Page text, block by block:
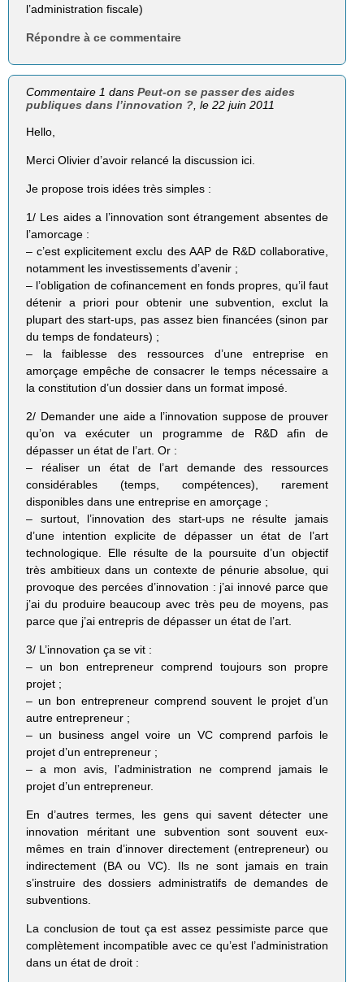
l’administration fiscale)
Répondre à ce commentaire
Commentaire 1 dansPeut-on se passer des aides
publiques dans l’innovation ?, le 22 juin 2011
Hello,
Merci Olivier d’avoir relancé la discussion ici.
Je propose trois idées très simples :
1/ Les aides a l’innovation sont étrangement absentes de
l’amorcage :
– c’est explicitement exclu des AAP de R&D collaborative,
notamment les investissements d’avenir ;
– l’obligation de cofinancement en fonds propres, qu’il faut
détenir a priori pour obtenir une subvention, exclut la
plupart des start-ups, pas assez bien financées (sinon par
du temps de fondateurs) ;
– la faiblesse des ressources d’une entreprise en
amorçage empêche de consacrer le temps nécessaire a
la constitution d’un dossier dans un format imposé.
2/ Demander une aide a l’innovation suppose de prouver
qu’on va exécuter un programme de R&D afin de
dépasser un état de l’art. Or :
– réaliser un état de l’art demande des ressources
considérables (temps, compétences), rarement
disponibles dans une entreprise en amorçage ;
– surtout, l’innovation des start-ups ne résulte jamais
d’une intention explicite de dépasser un état de l’art
technologique. Elle résulte de la poursuite d’un objectif
très ambitieux dans un contexte de pénurie absolue, qui
provoque des percées d’innovation : j’ai innové parce que
j’ai du produire beaucoup avec très peu de moyens, pas
parce que j’ai entrepris de dépasser un état de l’art.
3/ L’innovation ça se vit :
– un bon entrepreneur comprend toujours son propre
projet ;
– un bon entrepreneur comprend souvent le projet d’un
autre entrepreneur ;
– un business angel voire un VC comprend parfois le
projet d’un entrepreneur ;
– a mon avis, l’administration ne comprend jamais le
projet d’un entrepreneur.
En d’autres termes, les gens qui savent détecter une
innovation méritant une subvention sont souvent eux-
mêmes en train d’innover directement (entrepreneur) ou
indirectement (BA ou VC). Ils ne sont jamais en train
s’instruire des dossiers administratifs de demandes de
subventions.
La conclusion de tout ça est assez pessimiste parce que
complètement incompatible avec ce qu’est l’administration
dans un état de droit :